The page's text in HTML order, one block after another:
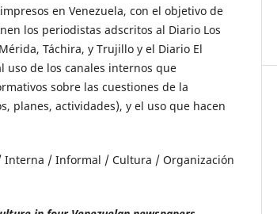
en Venezuela, con el objetivo de
los periodistas adscritos al Diario Los
Táchira, y Trujillo y el Diario El
uso de los canales internos que
sobre las cuestiones de la
planes, actividades), y el uso que hacen
Interna / Informal / Cultura / Organización